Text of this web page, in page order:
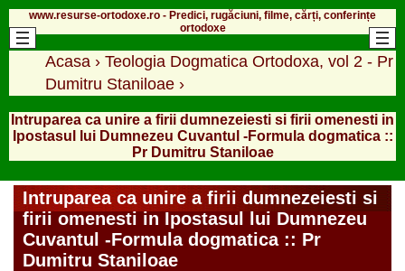
www.resurse-ortodoxe.ro - Predici, rugăciuni, filme, cărți, conferințe
ortodoxe
Acasa › Teologia Dogmatica Ortodoxa, vol 2 - Pr
Dumitru Staniloae ›
Intruparea ca unire a firii dumnezeiesti si firii omenesti in
Ipostasul lui Dumnezeu Cuvantul -Formula dogmatica ::
Pr Dumitru Staniloae
Intruparea ca unire a firii dumnezeiesti si
firii omenesti in Ipostasul lui Dumnezeu
Cuvantul -Formula dogmatica :: Pr
Dumitru Staniloae